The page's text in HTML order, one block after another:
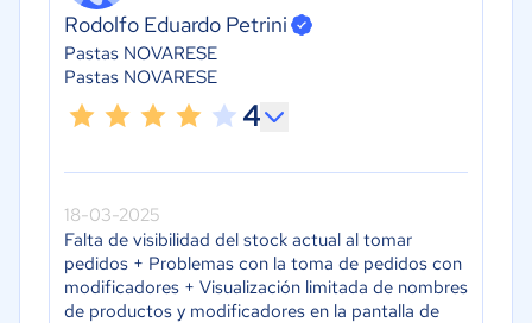
Rodolfo Eduardo Petrini
Pastas NOVARESE
Pastas NOVARESE
4
18-03-2025
Falta de visibilidad del stock actual al tomar
pedidos + Problemas con la toma de pedidos con
modificadores + Visualización limitada de nombres
de productos y modificadores en la pantalla de